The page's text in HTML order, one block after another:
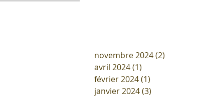
novembre 2024(2)
avril 2024(1)
février 2024(1)
janvier 2024(3)